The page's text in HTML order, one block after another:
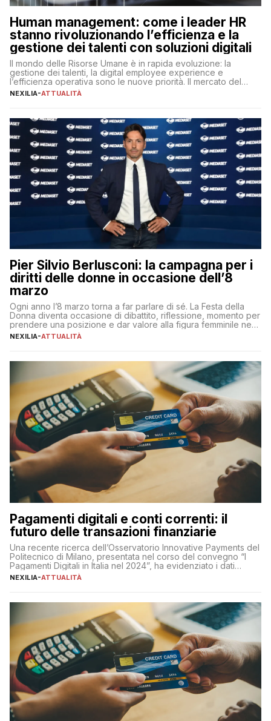
Human management: come i leader HR
stanno rivoluzionando l’efficienza e la
gestione dei talenti con soluzioni digitali
Il mondo delle Risorse Umane è in rapida evoluzione: la
gestione dei talenti, la digital employee experience e
l’efficienza operativa sono le nuove priorità. Il mercato del
lavoro, d’altra parte, è sempre più competitivo con una lotta
NEXILIA-ATTUALITÀ
Pier Silvio Berlusconi: la campagna per i
diritti delle donne in occasione dell’8
marzo
Ogni anno l’8 marzo torna a far parlare di sé. La Festa della
Donna diventa occasione di dibattito, riflessione, momento per
prendere una posizione e dar valore alla figura femminile nella
sua complessità e crucialità. A lanciare un messaggio “forte e
NEXILIA-ATTUALITÀ
Pagamenti digitali e conti correnti: il
futuro delle transazioni finanziarie
Una recente ricerca dell’Osservatorio Innovative Payments del
Politecnico di Milano, presentata nel corso del convegno “I
Pagamenti Digitali in Italia nel 2024”, ha evidenziato i dati
definitivi del primo semestre 2024 relativamente alle
NEXILIA-ATTUALITÀ